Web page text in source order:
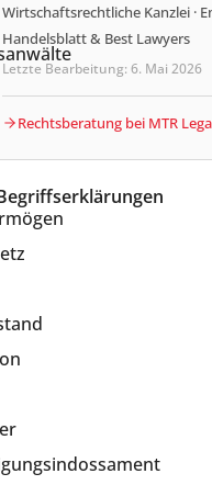
Wirtschaftsrechtliche Kanzlei ·
Handelsblatt & Best Lawyers
Letzte Bearbeitung: 6. Mai 2026
Rechtsberatung bei MTR